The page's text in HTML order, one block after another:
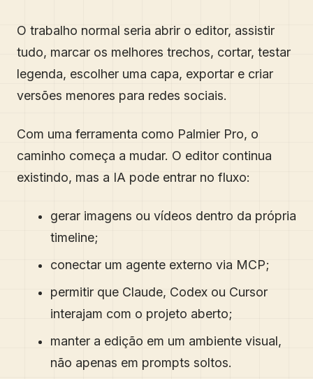
O trabalho normal seria abrir o editor, assistir
tudo, marcar os melhores trechos, cortar, testar
legenda, escolher uma capa, exportar e criar
versões menores para redes sociais.
Com uma ferramenta como Palmier Pro, o
caminho começa a mudar. O editor continua
existindo, mas a IA pode entrar no fluxo:
gerar imagens ou vídeos dentro da própria
timeline;
conectar um agente externo via MCP;
permitir que Claude, Codex ou Cursor
interajam com o projeto aberto;
manter a edição em um ambiente visual,
não apenas em prompts soltos.